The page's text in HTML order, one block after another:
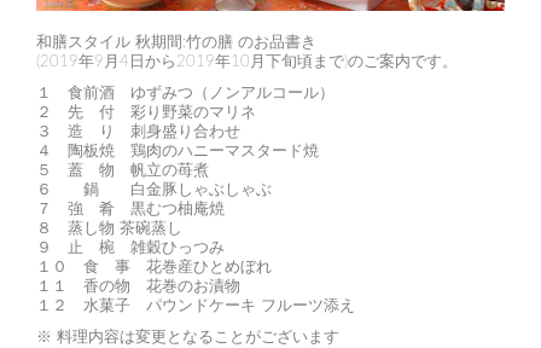
和膳スタイル 秋期間:竹の膳 のお品書き
(2019年9月4日から2019年10月下旬頃まで)のご案内です。
１ 食前酒 ゆずみつ（ノンアルコール）
２ 先 付 彩り野菜のマリネ
３ 造 り 刺身盛り合わせ
４ 陶板焼 鶏肉のハニーマスタード焼
５ 蓋 物 帆立の苺煮
６ 鍋 白金豚しゃぶしゃぶ
７ 強 肴 黒むつ柚庵焼
８ 蒸し物 茶碗蒸し
９ 止 椀 雑穀ひっつみ
１０ 食 事 花巻産ひとめぼれ
１１ 香の物 花巻のお漬物
１２ 水菓子 パウンドケーキ フルーツ添え
※ 料理内容は変更となることがございます